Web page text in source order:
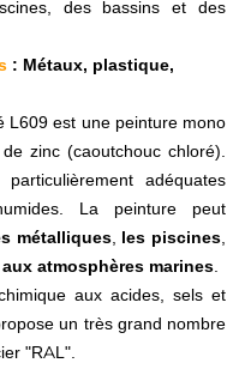
des bassins et des
: Métaux, plastique,
L609 est une peinture mono
zinc (caoutchouc chloré).
adéquates
La peinture peut
métalliques, les piscines,
atmosphères marines.
aux acides, sels et
un très grand nombre
"RAL".